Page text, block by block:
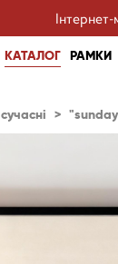
КАТАЛОГ РАМКИ
сучасні >